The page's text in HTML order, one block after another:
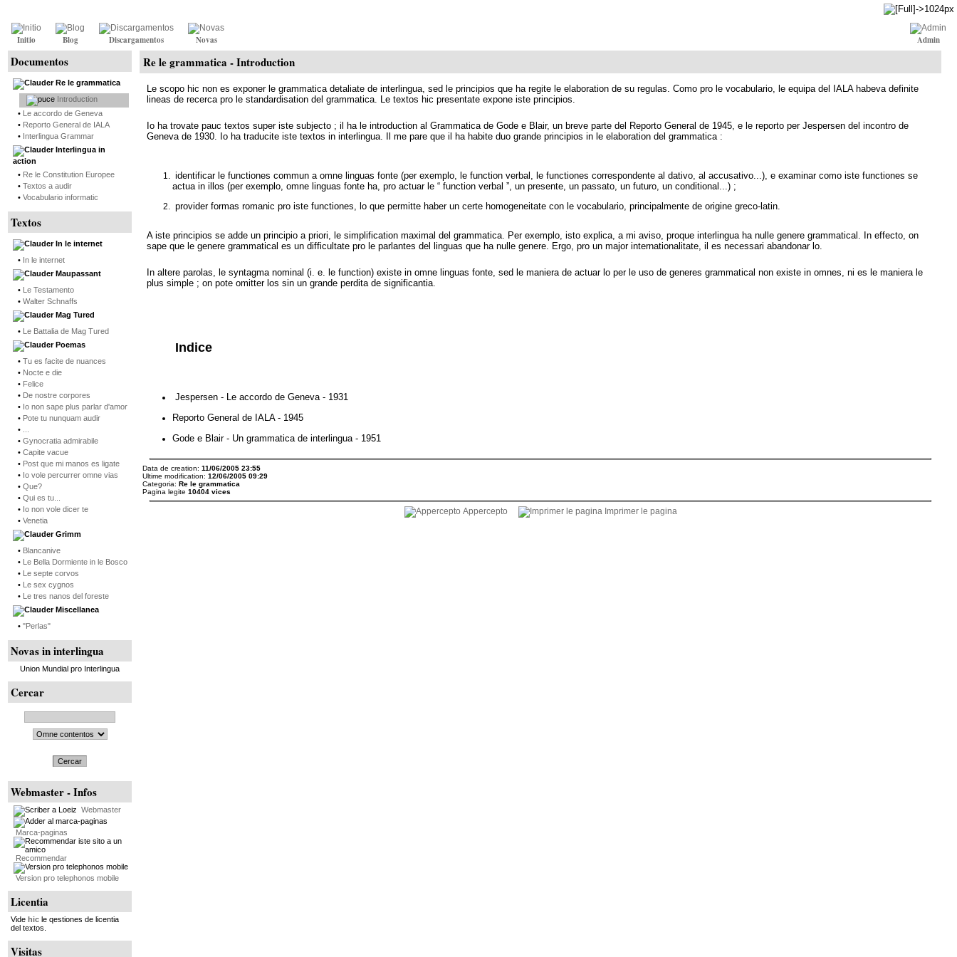
Admin
Initio Blog Discargamentos Novas
Documentos
Re le grammatica
Introduction
• Le accordo de Geneva
• Reporto General de IALA
• Interlingua Grammar
Interlingua in
action
• Re le Constitution Europee
• Textos a audir
• Vocabulario informatic
Textos
In le internet
• In le internet
Maupassant
• Le Testamento
• Walter Schnaffs
Mag Tured
• Le Battalia de Mag Tured
Poemas
• Tu es facite de nuances
• Nocte e die
• Felice
• De nostre corpores
• Io non sape plus parlar d'amor
• Pote tu nunquam audir
•
• Gynocratia admirabile
• Capite vacue
• Post que mi manos es ligate
• Io vole percurrer omne vias
• Que?
• Qui es tu...
• Io non vole dicer te
• Venetia
Grimm
• Blancanive
• Le Bella Dormiente in le Bosco
• Le septe corvos
• Le sex cygnos
• Le tres nanos del foreste
Miscellanea
• "Perlas"
Novas in interlingua
Union Mundial pro Interlingua
Cercar
Cercar
Webmaster - Infos
Webmaster
Marca-paginas
Recommendar
Version pro telephonos mobile
Licentia
Vide hic le qestiones de licentia
del textos.
Visitas
Re le grammatica -Introduction
Le scopo hic non es exponer le grammatica detaliate de interlingua, sed le principios que ha regite le elaboration de su regulas. Como pro le vocabulario, le equipa del IALA habeva definite
lineas de recerca pro le standardisation del grammatica. Le textos hic presentate expone iste principios.
Io ha trovate pauc textos super iste subjecto ; il ha le introduction al Grammatica de Gode e Blair, un breve parte del Reporto General de 1945, e le reporto per Jespersen del incontro de
Geneva de 1930. Io ha traducite iste textos in interlingua. Il me pare que il ha habite duo grande principios in le elaboration del grammatica :
identificar le functiones commun a omne linguas fonte (per exemplo, le function verbal, le functiones correspondente al dativo, al accusativo...), e examinar como iste functiones se
actua in illos (per exemplo, omne linguas fonte ha, pro actuar le “ function verbal ”, un presente, un passato, un futuro, un conditional...) ;
provider formas romanic pro iste functiones, lo que permitte haber un certe homogeneitate con le vocabulario, principalmente de origine greco-latin.
A iste principios se adde un principio a priori, le simplification maximal del grammatica. Per exemplo, isto explica, a mi aviso, proque interlingua ha nulle genere grammatical. In effecto, on
sape que le genere grammatical es un difficultate pro le parlantes del linguas que ha nulle genere. Ergo, pro un major internationalitate, il es necessari abandonar lo.
In altere parolas, le syntagma nominal (i. e. le function) existe in omne linguas fonte, sed le maniera de actuar lo per le uso de generes grammatical non existe in omnes, ni es le maniera le
plus simple ; on pote omitter los sin un grande perdita de significantia.
Indice
Jespersen - Le accordo de Geneva - 1931
Reporto General de IALA - 1945
Gode e Blair - Un grammatica de interlingua - 1951
Data de creation: 11/06/2005 23:55
Ultime modification: 12/06/2005 09:29
Categoria: Re le grammatica
Pagina legite 10404 vices
Appercepto Imprimer le pagina